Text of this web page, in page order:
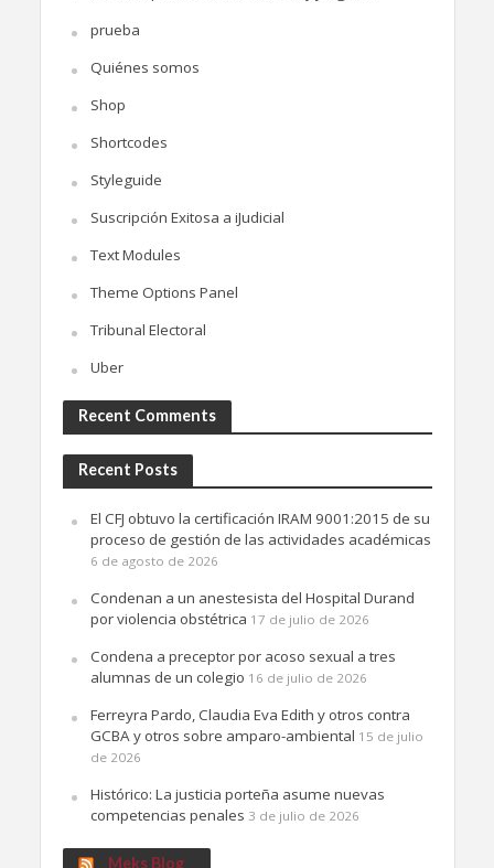
prueba
Quiénes somos
Shop
Shortcodes
Styleguide
Suscripción Exitosa a iJudicial
Text Modules
Theme Options Panel
Tribunal Electoral
Uber
Recent Comments
Recent Posts
El CFJ obtuvo la certificación IRAM 9001:2015 de su
proceso de gestión de las actividades académicas
6 de agosto de 2026
Condenan a un anestesista del Hospital Durand
por violencia obstétrica 17 de julio de 2026
Condena a preceptor por acoso sexual a tres
alumnas de un colegio 16 de julio de 2026
Ferreyra Pardo, Claudia Eva Edith y otros contra
GCBA y otros sobre amparo-ambiental 15 de julio
de 2026
Histórico: La justicia porteña asume nuevas
competencias penales 3 de julio de 2026
Meks Blog